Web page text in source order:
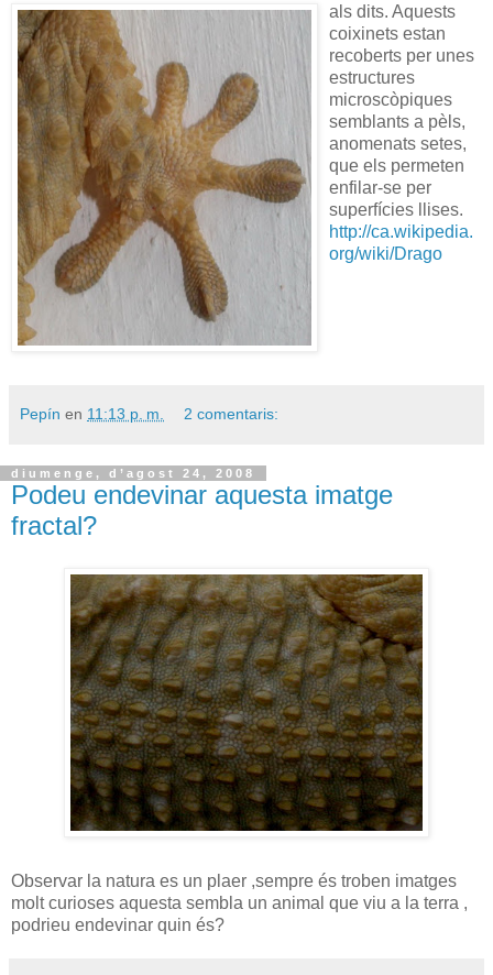
als dits. Aquests
coixinets estan
recoberts per unes
estructures
microscòpiques
semblants a pèls,
anomenats setes,
que els permeten
enfilar-se per
superfícies llises.
http://ca.wikipedia.
org/wiki/Drago
Pepín en 11:13 p. m. 2 comentaris:
diumenge, d’agost 24, 2008
Podeu endevinar aquesta imatge
fractal?
Observar la natura es un plaer ,sempre és troben imatges
molt curioses aquesta sembla un animal que viu a la terra ,
podrieu endevinar quin és?